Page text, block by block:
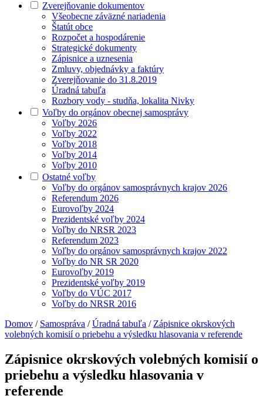
Zverejňovanie dokumentov
Všeobecne záväzné nariadenia
Štatút obce
Rozpočet a hospodárenie
Strategické dokumenty
Zápisnice a uznesenia
Zmluvy, objednávky a faktúry
Zverejňovanie do 31.8.2019
Úradná tabuľa
Rozbory vody - studňa, lokalita Nivky
Voľby do orgánov obecnej samosprávy
Voľby 2026
Voľby 2022
Voľby 2018
Voľby 2014
Voľby 2010
Ostatné voľby
Voľby do orgánov samosprávnych krajov 2026
Referendum 2026
Eurovoľby 2024
Prezidentské voľby 2024
Voľby do NRSR 2023
Referendum 2023
Voľby do orgánov samosprávnych krajov 2022
Voľby do NR SR 2020
Eurovoľby 2019
Prezidentské voľby 2019
Voľby do VÚC 2017
Voľby do NRSR 2016
Domov / Samospráva / Úradná tabuľa / Zápisnice okrskových
volebných komisií o priebehu a výsledku hlasovania v referende
Zápisnice okrskových volebných komisií o
priebehu a výsledku hlasovania v
referende